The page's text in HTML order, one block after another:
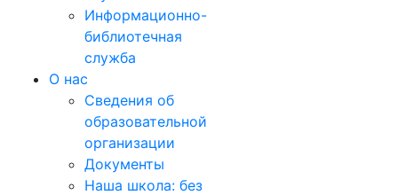
Информационно-
библиотечная
служба
О нас
Сведения об
образовательной
организации
Документы
Наша школа: без